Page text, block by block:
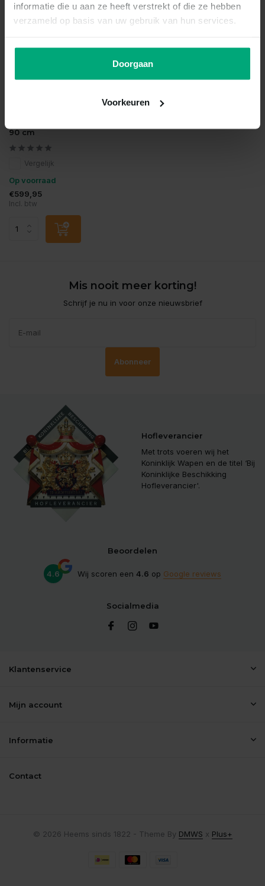
informatie die u aan ze heeft verstrekt of die ze hebben
verzameld op basis van uw gebruik van hun services.
Doorgaan
Voorkeuren
90 cm
Vergelijk
Op voorraad
€599,95
Incl. btw
Mis nooit meer korting!
Schrijf je nu in voor onze nieuwsbrief
Abonneer
Hofleverancier
Met trots voeren wij het
Koninklijk Wapen en de titel ‘Bij
Koninklijke Beschikking
Hofleverancier'.
Beoordelen
4.6 Wij scoren een 4.6 op Google reviews
Socialmedia
Klantenservice
Mijn account
Informatie
Contact
© 2026 Heems sinds 1822 - Theme By DMWS x Plus+